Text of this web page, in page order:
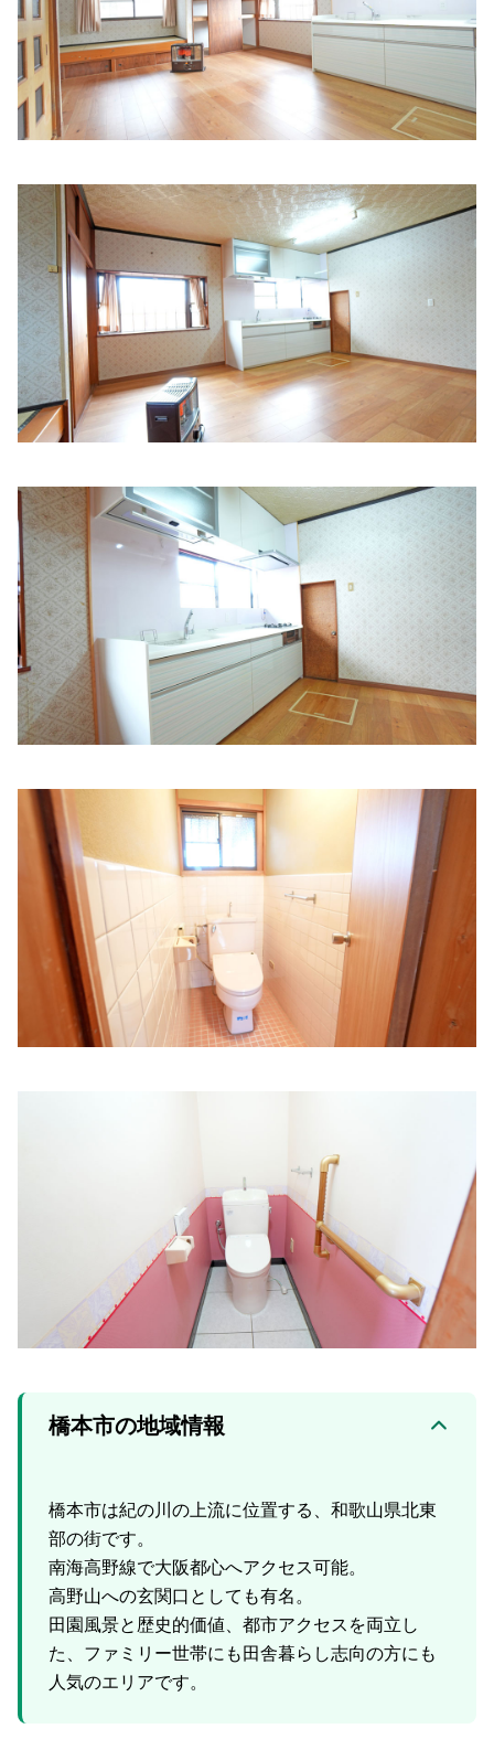
橋本市の地域情報
橋本市は紀の川の上流に位置する、和歌山県北東
部の街です。
南海高野線で大阪都心へアクセス可能。
高野山への玄関口としても有名。
田園風景と歴史的価値、都市アクセスを両立し
た、ファミリー世帯にも田舎暮らし志向の方にも